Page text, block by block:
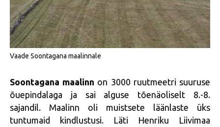
Vaade Soontagana maalinnale
Soontagana maalinn on 3000 ruutmeetri suuruse
õuepindalaga ja sai alguse tõenäoliselt 8.-8.
sajandil. Maalinn oli muistsete läänlaste üks
tuntumaid kindlustusi. Läti Henriku Liivimaa